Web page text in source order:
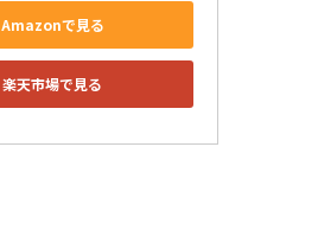
Amazonで見る
楽天市場で見る